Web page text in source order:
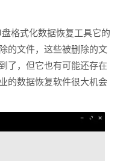
格式化数据恢复工具它的
的文件，这些被删除的文
了，但它也有可能还存在
的数据恢复软件很大机会